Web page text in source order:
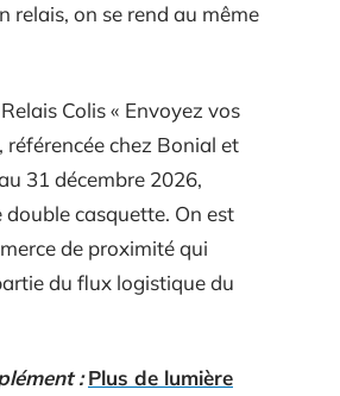
relais, on se rend au même
Colis « Envoyez vos
référencée chez Bonial et
31 décembre 2026,
casquette. On est
de proximité qui
du flux logistique du
: Plus de lumière